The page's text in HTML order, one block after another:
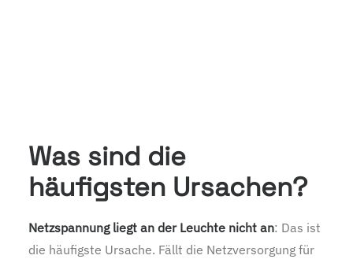
Was sind die
häufigsten Ursachen?
Netzspannung liegt an der Leuchte nicht an: Das ist
die häufigste Ursache. Fällt die Netzversorgung für